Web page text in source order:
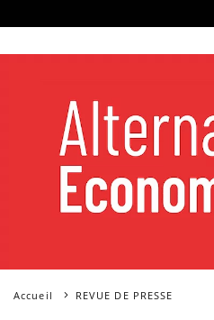
Accueil REVUE DE PRESSE